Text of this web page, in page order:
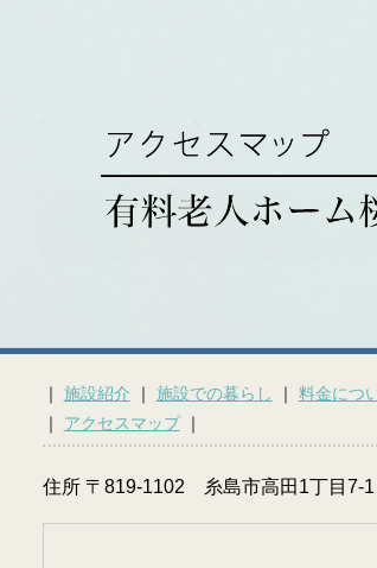
｜ 施設紹介 ｜ 施設での暮らし ｜ 料金につ
｜ アクセスマップ｜
住所 〒819-1102 糸島市高田1丁目7-1